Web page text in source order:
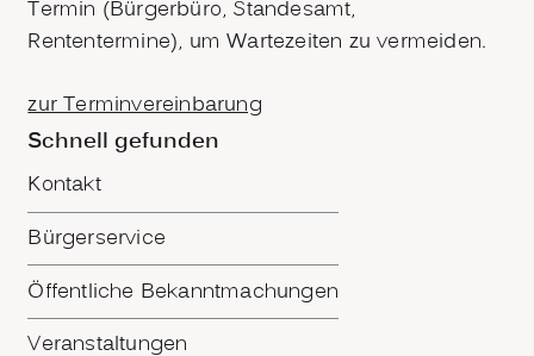
Termin (Bürgerbüro, Standesamt,
Rententermine), um Wartezeiten zu vermeiden.
zur Terminvereinbarung
Schnell gefunden
Kontakt
Bürgerservice
Öffentliche Bekanntmachungen
Veranstaltungen